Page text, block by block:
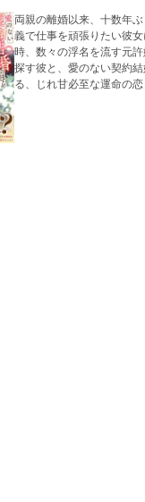
両親の離婚以来、十数年
義で仕事を頑張りたい彼
時、数々の浮名を流す元
探す彼と、愛のない契約
る、じれ甘必至な運命の恋